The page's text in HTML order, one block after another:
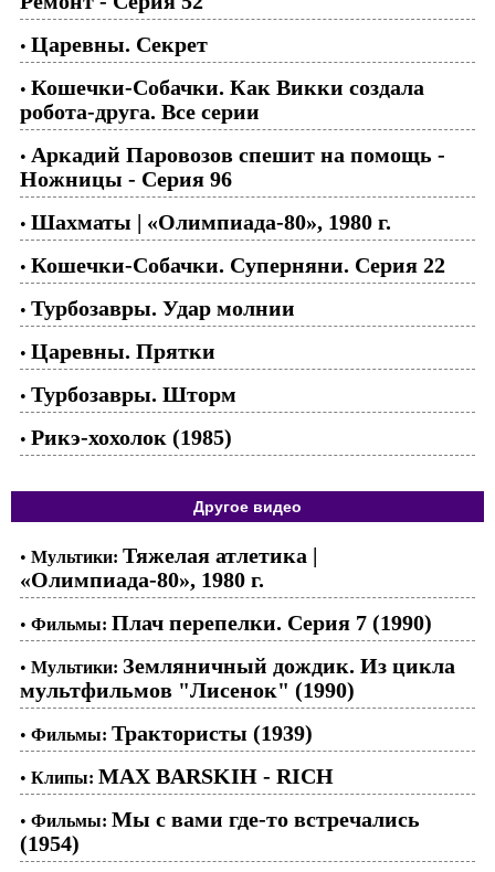
• Царевны. Секрет
• Кошечки-Собачки. Как Викки создала
робота-друга. Все серии
• Аркадий Паровозов спешит на помощь -
Ножницы - Серия 96
• Шахматы | «Олимпиада-80», 1980 г.
• Кошечки-Собачки. Суперняни. Серия 22
• Турбозавры. Удар молнии
• Царевны. Прятки
• Турбозавры. Шторм
• Рикэ-хохолок (1985)
Другое видео
• Мультики: Тяжелая атлетика |
«Олимпиада-80», 1980 г.
• Фильмы: Плач перепелки. Серия 7 (1990)
• Мультики: Земляничный дождик. Из цикла
мультфильмов "Лисенок" (1990)
• Фильмы: Трактористы (1939)
• Клипы: MAX BARSKIH - RICH
• Фильмы: Мы с вами где-то встречались
(1954)